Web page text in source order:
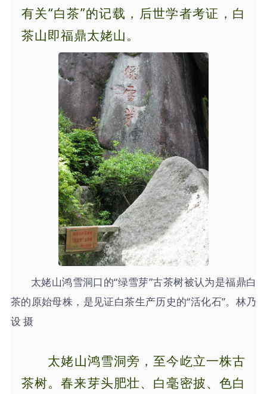
有关“白茶”的记载，后世学者考证，白
茶山即福鼎太姥山。
太姥山鸿雪洞口的“绿雪芽”古茶树被认为是福鼎白
茶的原始母株，是见证白茶生产历史的“活化石”。林乃
设 摄
太姥山鸿雪洞旁，至今屹立一株古
茶树。春来芽头肥壮、白毫密披、色白